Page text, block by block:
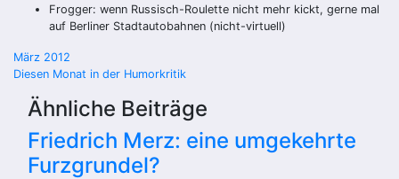
Frogger: wenn Russisch-Roulette nicht mehr kickt, gerne mal
auf Berliner Stadtautobahnen (nicht-virtuell)
Beitragsnavigation
März 2012
Diesen Monat in der Humorkritik
Ähnliche Beiträge
Friedrich Merz: eine umgekehrte
Furzgrundel?